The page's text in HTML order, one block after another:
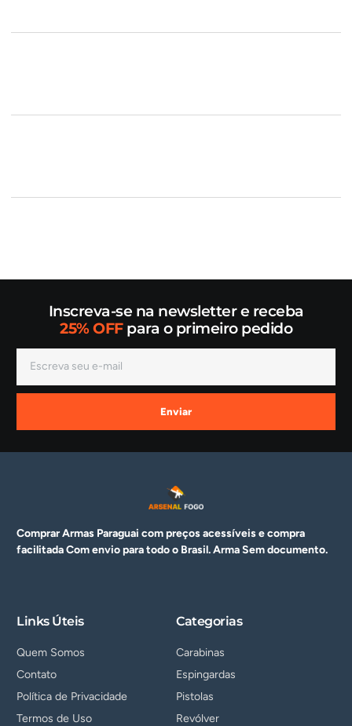
Inscreva-se na newsletter e receba
25% OFFpara o primeiro pedido
Enviar
Comprar Armas Paraguai com preços acessíveis e compra
facilitada Com envio para todo o Brasil. ArmaSem documento.
Links Úteis
Quem Somos
Contato
Política de Privacidade
Termos de Uso
Categorias
Carabinas
Espingardas
Pistolas
Revólver